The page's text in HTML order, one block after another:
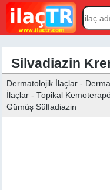
Silvadiazin
Dermatolojik İlaçlar -
İlaçlar - Topikal
Gümüş Sülfadiazin